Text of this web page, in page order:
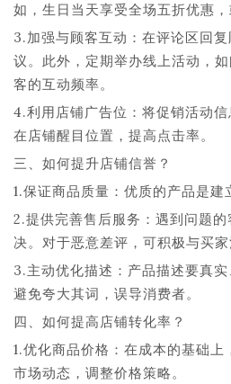
如，生日当天享受全场五折优惠，
3.加强与顾客互动：在评论区回
议。此外，定期举办线上活动，
客的互动频率。
4.利用店铺广告位：将促销活动
在店铺醒目位置，提高点击率。
三、如何提升店铺信誉？
1.保证商品质量：优质的产品是建
2.提供完善售后服务：遇到问题
决。对于恶意差评，可积极与买家
3.主动优化描述：产品描述要真实
避免夸大其词，误导消费者。
四、如何提高店铺转化率？
1.优化商品价格：在成本的基础
市场动态，调整价格策略。